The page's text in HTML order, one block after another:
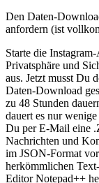
Den Daten-
anfordern (ist
Starte die
Privatsphäre und
aus. Jetzt musst Du
Daten-Download
zu 48 Stunden
dauert es nur
Du per E-Mail eine
Nachrichten und
im JSON-Format
herkömmlichen
Editor Notepad++